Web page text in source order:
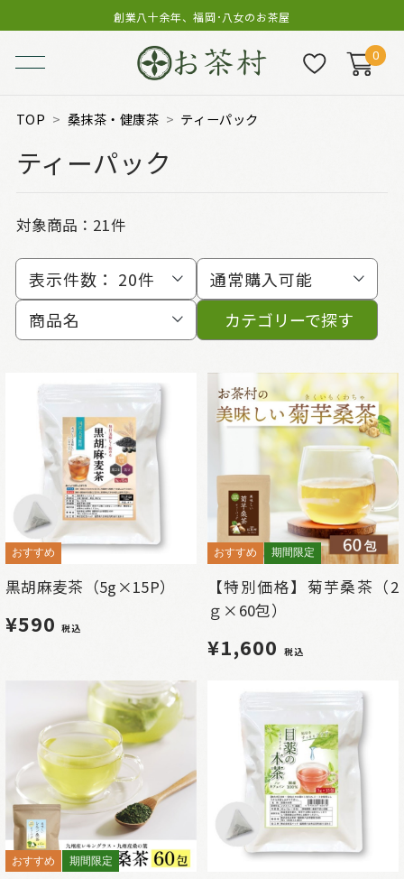
創業八十余年、福岡･八女のお茶屋
0
TOP 桑抹茶・健康茶 ティーパック
ティーパック
対象商品： 21件
表示件数： 20件
通常購入可能
商品名
カテゴリーで探す
おすすめ
黒胡麻麦茶（5g×15P）
¥590税込
おすすめ 期間限定
【特別価格】菊芋桑茶（2
ｇ×60包）
¥1,600 税込
おすすめ 期間限定